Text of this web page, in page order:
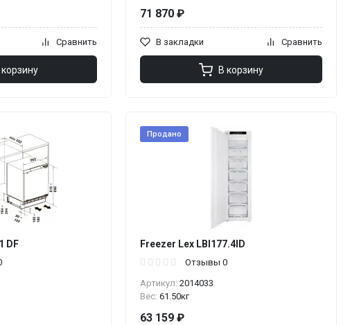
Сравнить
корзину
71 870 ₽
В закладки Сравнить
В корзину
DF
Продано
Freezer Lex LBI177.4ID
Отзывы 0
Артикул: 2014033
Вес: 61.50кг
63 159 ₽